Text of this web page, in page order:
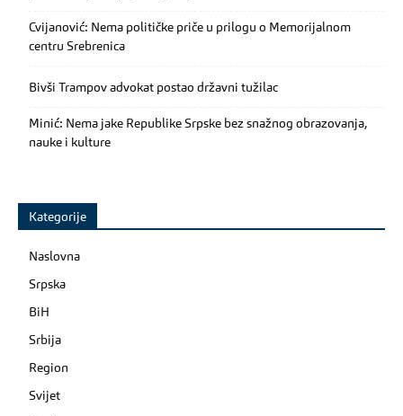
Cvijanović: Nema političke priče u prilogu o Memorijalnom
centru Srebrenica
Bivši Trampov advokat postao državni tužilac
Minić: Nema jake Republike Srpske bez snažnog obrazovanja,
nauke i kulture
Kategorije
Naslovna
Srpska
BiH
Srbija
Region
Svijet